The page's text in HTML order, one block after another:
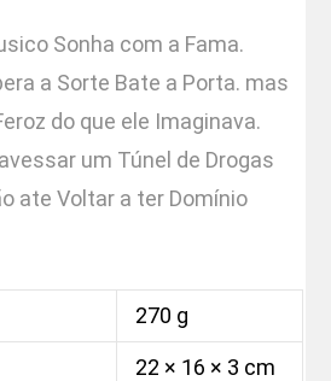
Sonha com a Fama.
a Sorte Bate a Porta. mas
do que ele Imaginava.
um Túnel de Drogas
ate Voltar a ter Domínio
270 g
22 × 16 × 3 cm